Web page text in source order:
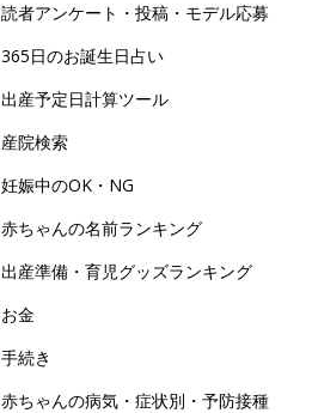
読者アンケート・投稿・モデル応募
365日のお誕生日占い
出産予定日計算ツール
産院検索
妊娠中のOK・NG
赤ちゃんの名前ランキング
出産準備・育児グッズランキング
お金
手続き
赤ちゃんの病気・症状別・予防接種